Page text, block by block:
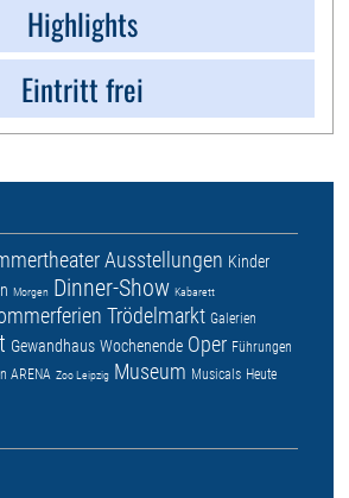
Highlights
Eintritt frei
Ausstellungen Kinder
Morgen Dinner-Show Kabarett
Trödelmarkt Galerien
Gewandhaus Wochenende Oper Führungen
ARENA Zoo Leipzig Museum Musicals Heute